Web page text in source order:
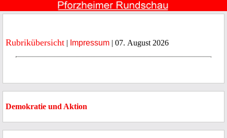
Rubrikübersicht | Impressum | 07. August 2026
Demokratie und Aktion